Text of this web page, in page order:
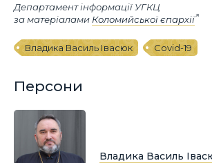
Департамент інформації УГКЦ
за матеріалами Коломийської єпархії
Владика Василь Івасюк Covid-19
Персони
Владика Василь